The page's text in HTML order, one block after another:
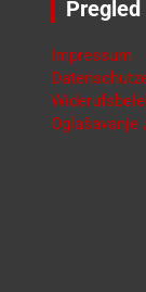
Pregled
Impressum